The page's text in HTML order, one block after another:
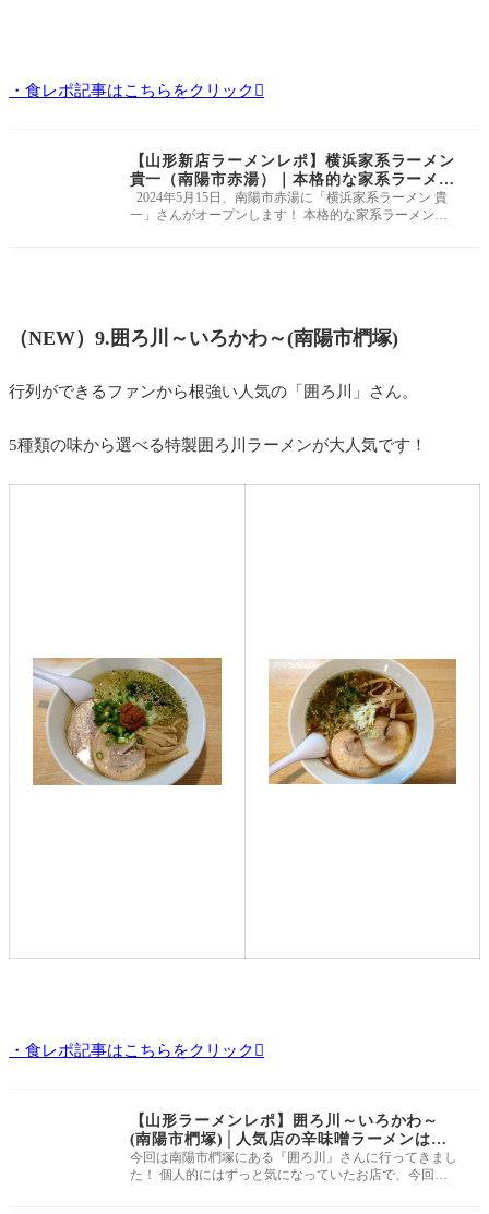
・食レポ記事はこちらをクリック
【山形新店ラーメンレポ】横浜家系ラーメン
貴一（南陽市赤湯）｜本格的な家系ラーメン
を味わえるお店がオープン！
2024年5月15日、南陽市赤湯に「横浜家系ラーメン 貴
一」さんがオープンします！ 本格的な家系ラーメンと
（NEW）9.囲ろ川～いろかわ～(南陽市椚塚)
行列ができるファンから根強い人気の「囲ろ川」さん。
5種類の味から選べる特製囲ろ川ラーメンが大人気です！
・食レポ記事はこちらをクリック
【山形ラーメンレポ】囲ろ川～いろかわ～
(南陽市椚塚)│人気店の辛味噌ラーメンは間
違いナシのウマさです！
今回は南陽市椚塚にある『囲ろ川』さんに行ってきまし
た！ 個人的にはずっと気になっていたお店で、今回よ